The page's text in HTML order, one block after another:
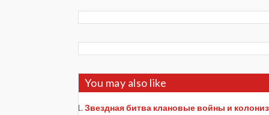
You may also like
Звездная битва клановые войны и